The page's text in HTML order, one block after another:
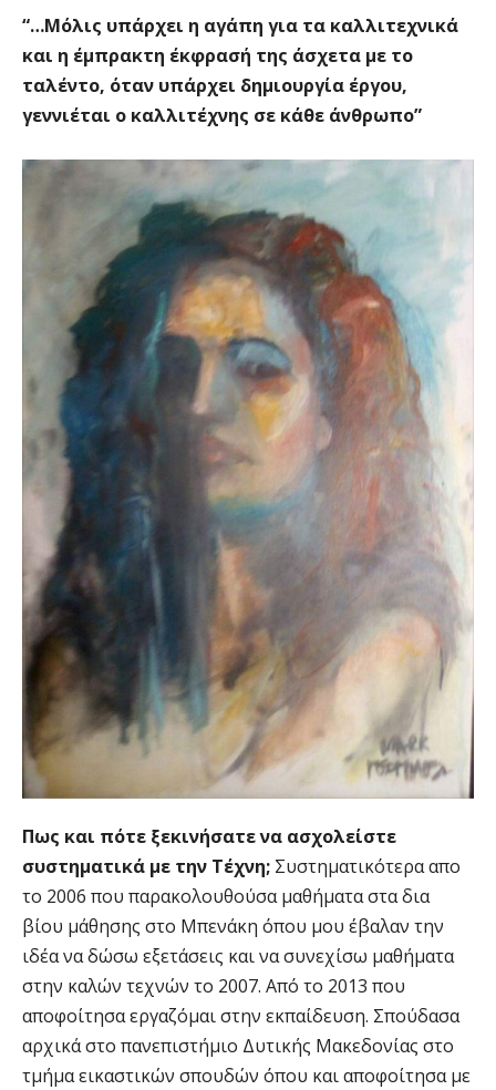
“…Μόλις υπάρχει η αγάπη για τα καλλιτεχνικά
και η έμπρακτη έκφρασή της άσχετα με το
ταλέντο, όταν υπάρχει δημιουργία έργου,
γεννιέται ο καλλιτέχνης σε κάθε άνθρωπο”
Πως και πότε ξεκινήσατε να ασχολείστε
συστηματικά με την Τέχνη; Συστηματικότερα απο
το 2006 που παρακολουθούσα μαθήματα στα δια
βίου μάθησης στο Μπενάκη όπου μου έβαλαν την
ιδέα να δώσω εξετάσεις και να συνεχίσω μαθήματα
στην καλών τεχνών το 2007. Από το 2013 που
αποφοίτησα εργαζόμαι στην εκπαίδευση. Σπούδασα
αρχικά στο πανεπιστήμιο Δυτικής Μακεδονίας στο
τμήμα εικαστικών σπουδών όπου και αποφοίτησα με